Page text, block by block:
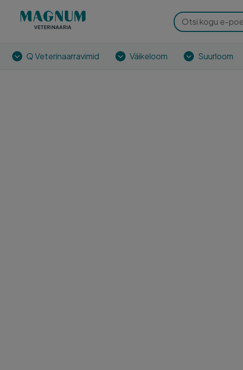
Q Veterinaarravimid Väikeloom Suurloom